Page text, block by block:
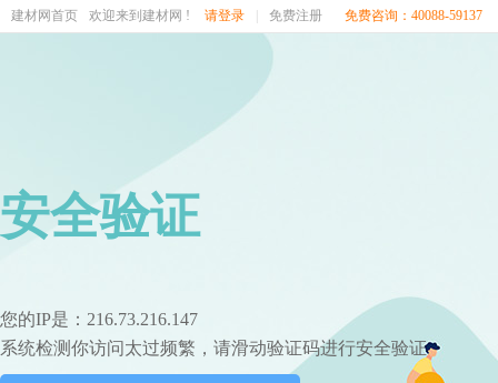
建材网首页 欢迎来到建材网 ! 请登录 免费注册 免费咨询：40088-59137
安全验证
您的IP是：216.73.216.147
系统检测你访问太过频繁，请滑动验证码进行安全验证